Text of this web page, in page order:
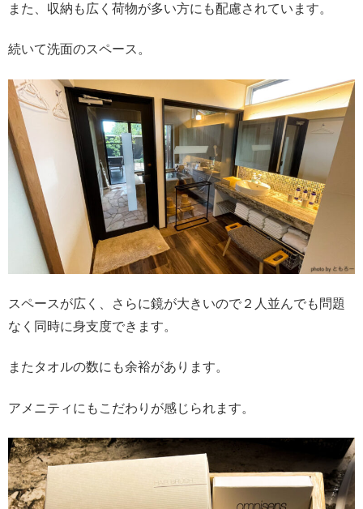
また、収納も広く荷物が多い方にも配慮されています。
続いて洗面のスペース。
スペースが広く、さらに鏡が大きいので２人並んでも問題
なく同時に身支度できます。
またタオルの数にも余裕があります。
アメニティにもこだわりが感じられます。